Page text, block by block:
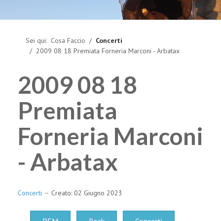
Sei qui: Cosa Faccio
Concerti
2009 08 18 Premiata Forneria Marconi - Arbatax
2009 08 18
Premiata
Forneria Marconi
- Arbatax
Concerti Creato: 02 Giugno 2023